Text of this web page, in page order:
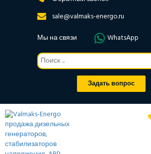
sale@valmaks-energo.ru
Мы на связи
WhatsApp
Задать вопрос